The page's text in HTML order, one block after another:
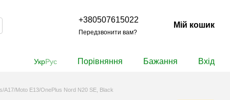
+380507615022
Передзвонити вам?
Мій кошик
УкрРус Порівняння Бажання Вхід
A17/Moto E13/OnePlus Nord N20 SE, Black